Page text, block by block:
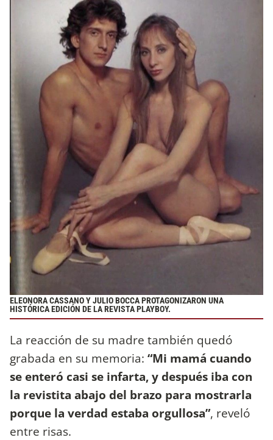
ELEONORA CASSANO Y JULIO BOCCA PROTAGONIZARON UNA
HISTÓRICA EDICIÓN DE LA REVISTA PLAYBOY.
La reacción de su madre también quedó
grabada en su memoria: “Mi mamá cuando
se enteró casi se infarta, y después iba con
la revistita abajo del brazo para mostrarla
porque la verdad estaba orgullosa”, reveló
entre risas.